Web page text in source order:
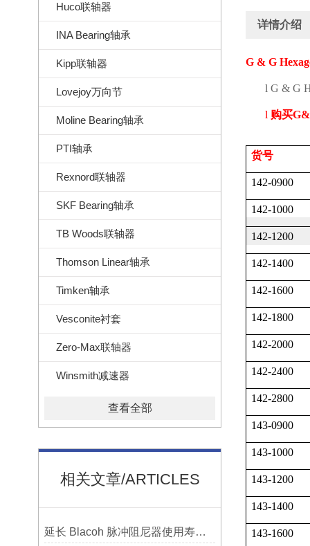
Huco联轴器
INA Bearing轴承
Kipp联轴器
Lovejoy万向节
Moline Bearing轴承
PTI轴承
Rexnord联轴器
SKF Bearing轴承
TB Woods联轴器
Thomson Linear轴承
Timken轴承
Vesconite衬套
Zero-Max联轴器
Winsmith减速器
查看全部
相关文章/ARTICLES
延长 Blacoh 脉冲阻尼器使用寿命的维护技巧大公开
详情介绍
G & G
l G & G
l 购买
货号
142-0900
142-1000
142-1200
142-1400
142-1600
142-1800
142-2000
142-2400
142-2800
143-0900
143-1000
143-1200
143-1400
143-1600